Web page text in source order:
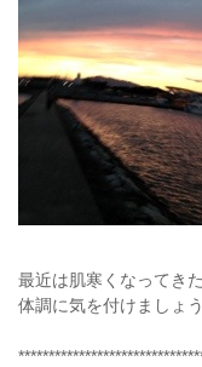
最近は肌寒くなってき
体調に気を付けましょう